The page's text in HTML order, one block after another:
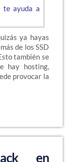
ya hayas
de los SSD
también se
hay hosting,
provocar la
en